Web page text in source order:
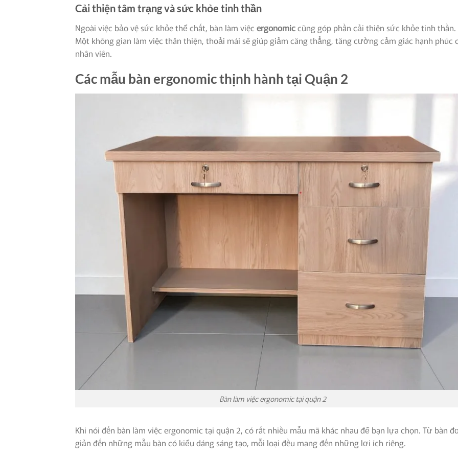
Cải thiện tâm trạng và sức khỏe tinh thần
Ngoài việc bảo vệ sức khỏe thể chất, bàn làm việc ergonomiccũng góp phần cải thiện sức khỏe tinh thần.
Một không gian làm việc thân thiện, thoải mái sẽ giúp giảm căng thẳng, tăng cường cảm giác hạnh phúc
nhân viên.
Các mẫu bàn ergonomic thịnh hành tại Quận 2
Bàn làm việc ergonomic tại quận 2
Khi nói đến bàn làm việc ergonomic tại quận 2, có rất nhiều mẫu mã khác nhau để bạn lựa chọn. Từ bàn
giản đến những mẫu bàn có kiểu dáng sáng tạo, mỗi loại đều mang đến những lợi ích riêng.